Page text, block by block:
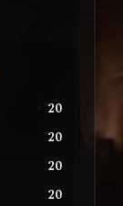
20
20
20
20